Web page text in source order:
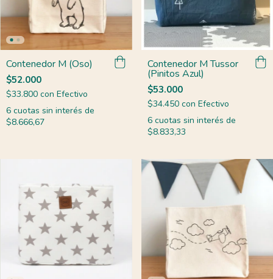
Contenedor M (Oso)
$52.000
$33.800 con Efectivo
6 cuotas sin interés de
$8.666,67
Contenedor M Tussor
(Pinitos Azul)
$53.000
$34.450 con Efectivo
6 cuotas sin interés de
$8.833,33